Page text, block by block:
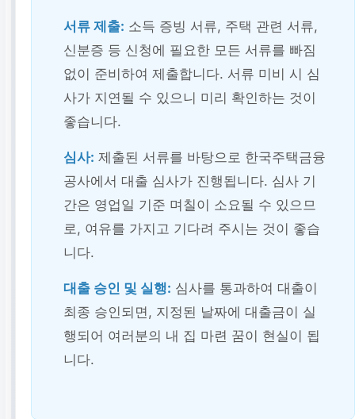
서류 제출: 소득 증빙 서류, 주택 관련 서류,
신분증 등 신청에 필요한 모든 서류를 빠짐
없이 준비하여 제출합니다. 서류 미비 시 심
사가 지연될 수 있으니 미리 확인하는 것이
좋습니다.
심사: 제출된 서류를 바탕으로 한국주택금융
공사에서 대출 심사가 진행됩니다. 심사 기
간은 영업일 기준 며칠이 소요될 수 있으므
로, 여유를 가지고 기다려 주시는 것이 좋습
니다.
대출 승인 및 실행: 심사를 통과하여 대출이
최종 승인되면, 지정된 날짜에 대출금이 실
행되어 여러분의 내 집 마련 꿈이 현실이 됩
니다.